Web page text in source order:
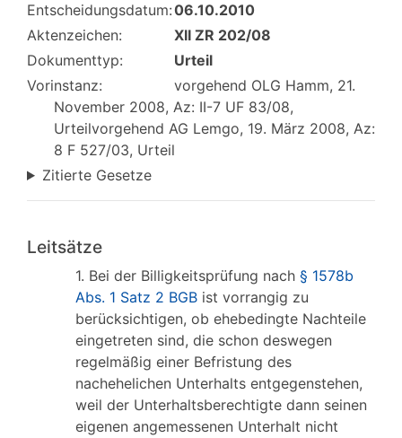
Entscheidungsdatum:06.10.2010
Aktenzeichen:
XII ZR 202/08
Dokumenttyp:
Urteil
Vorinstanz:
vorgehend OLG Hamm, 21.
November 2008, Az: II-7 UF 83/08,
Urteilvorgehend AG Lemgo, 19. März 2008, Az:
8 F 527/03, Urteil
Zitierte Gesetze
Leitsätze
1. Bei der Billigkeitsprüfung nach § 1578b
Abs. 1 Satz 2 BGB ist vorrangig zu
berücksichtigen, ob ehebedingte Nachteile
eingetreten sind, die schon deswegen
regelmäßig einer Befristung des
nachehelichen Unterhalts entgegenstehen,
weil der Unterhaltsberechtigte dann seinen
eigenen angemessenen Unterhalt nicht